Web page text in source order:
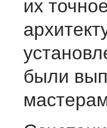
их
были